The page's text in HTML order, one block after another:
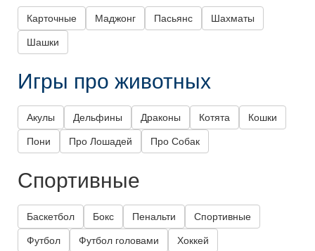
Карточные Маджонг Пасьянс Шахматы
Шашки
Игры про животных
Акулы Дельфины Драконы Котята Кошки
Пони Про Лошадей Про Собак
Спортивные
Баскетбол Бокс Пенальти Спортивные
Футбол Футбол головами Хоккей